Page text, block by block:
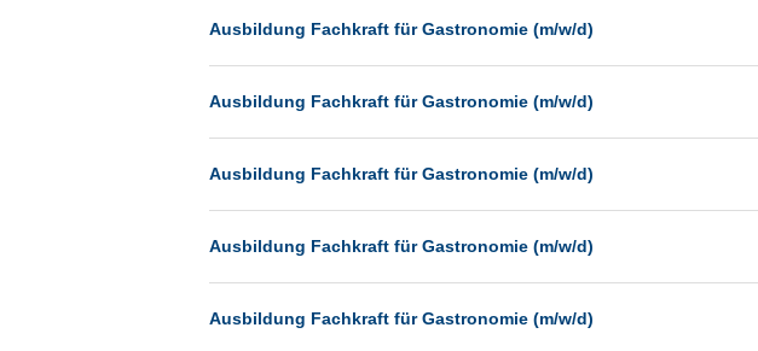
Heilbronn
Hermsdorf
Hildesheim
Ingolstadt
Kassel
Landau
Ausbildung Fachkraft für Gastronomie (m/w/d)
Ausbildung Fachkraft für Gastronomie (m/w/d)
Ausbildung Fachkraft für Gastronomie (m/w/d)
Ausbildung Fachkraft für Gastronomie (m/w/d)
Ausbildung Fachkraft für Gastronomie (m/w/d)